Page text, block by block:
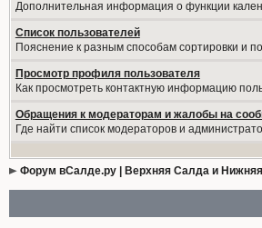
Дополнительная информация о функции
Список пользователей
Пояснение к разным способам сортировки и
Просмотр профиля пользователя
Как просмотреть контактную информацию
Обращения к модераторам и жалобы на
Где найти список модераторов и
Форум вСалде.ру | Верхняя Салда и